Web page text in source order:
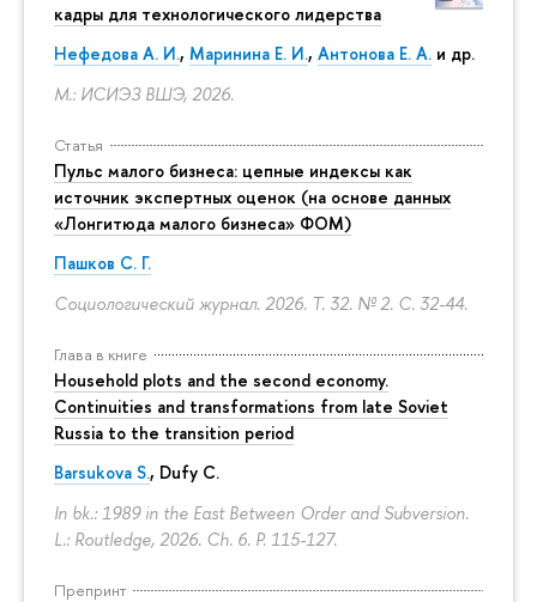
кадры для технологического лидерства
Нефедова А. И., Маринина Е. И., Антонова Е. А. и др.
М.: ИСИЭЗ ВШЭ, 2026.
Статья
Пульс малого бизнеса: цепные индексы как
источник экспертных оценок (на основе данных
«Лонгитюда малого бизнеса» ФОМ)
Пашков С. Г.
Социологический журнал. 2026. Т. 32. № 2. С. 32-44.
Глава в книге
Household plots and the second economy.
Continuities and transformations from late Soviet
Russia to the transition period
Barsukova S., Dufy C.
In bk.: 1989 in the East Between Order and Subversion.
L.: Routledge, 2026. Ch. 6. P. 115-127.
Препринт